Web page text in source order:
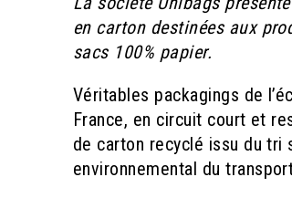
en carton destinées aux
sacs 100% papier.
Véritables packagings de
France, en circuit court et
de carton recyclé issu du tri
environnemental du